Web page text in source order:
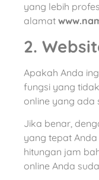
yang lebih
alamat
2.
Apakah Anda
fungsi yang
online yang ada
Jika benar,
yang tepat
hitungan jam
online Anda